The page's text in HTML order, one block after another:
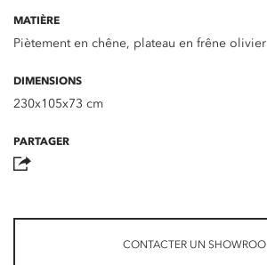
MATIÈRE
Piètement en chêne, plateau en frêne
DIMENSIONS
230x105x73 cm
PARTAGER
CONTACTER UN